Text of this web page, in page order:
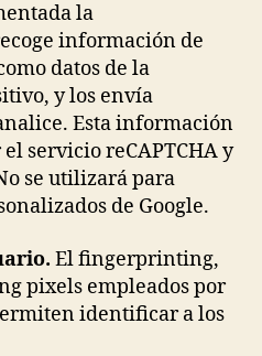
la
información de
datos de la
y los envía
Esta información
servicio reCAPTCHA y
se utilizará para
de Google.
El fingerprinting,
pixels empleados por
identificar a los